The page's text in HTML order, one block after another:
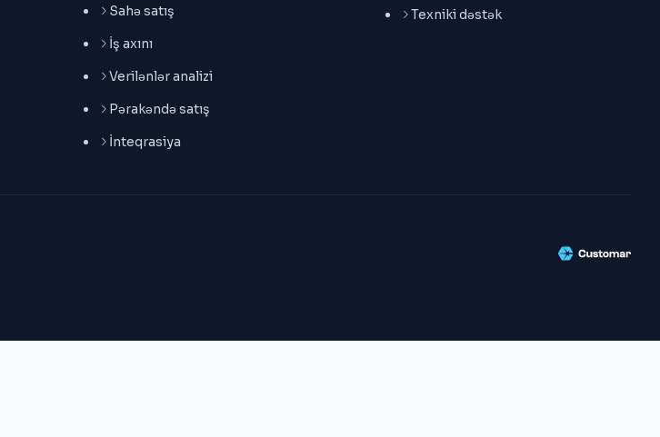
Sahə satış
İş axını
Verilənlər analizi
Pərakəndə satış
İnteqrasiya
Texniki dəstək